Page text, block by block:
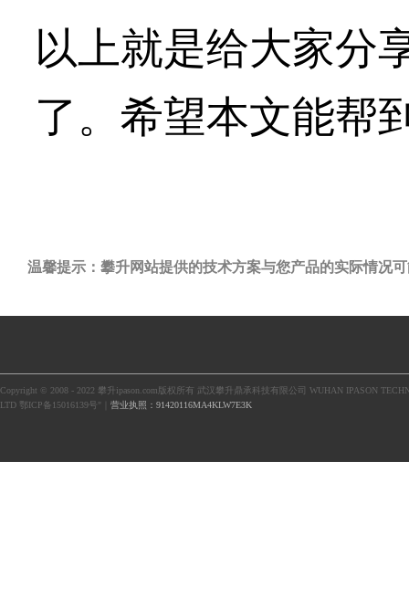
以上就是给大家分
了。希望本文能帮
温馨提示：攀升网站提供的技术方案与您产品的实际情况
Copyright © 2008 - 2022 攀升ipason.com版权所有 武汉攀升鼎承科技有限公司 WUHAN IPASON
LTD 鄂ICP备15016139号"｜ 营业执照：91420116MA4KLW7E3K